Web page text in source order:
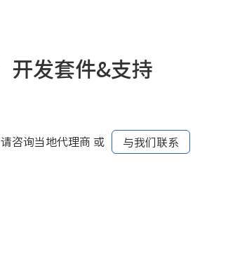
开发套件&支持
请咨询当地代理商 或 与我们联系